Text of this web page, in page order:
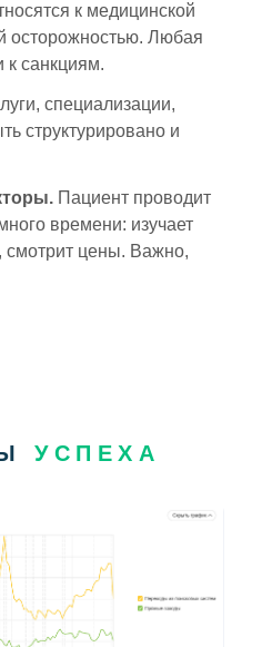
к медицинской
осторожностью. Любая
к санкциям.
специализации,
структурировано и
Пациент проводит
времени: изучает
смотрит цены. Важно,
УСПЕХА